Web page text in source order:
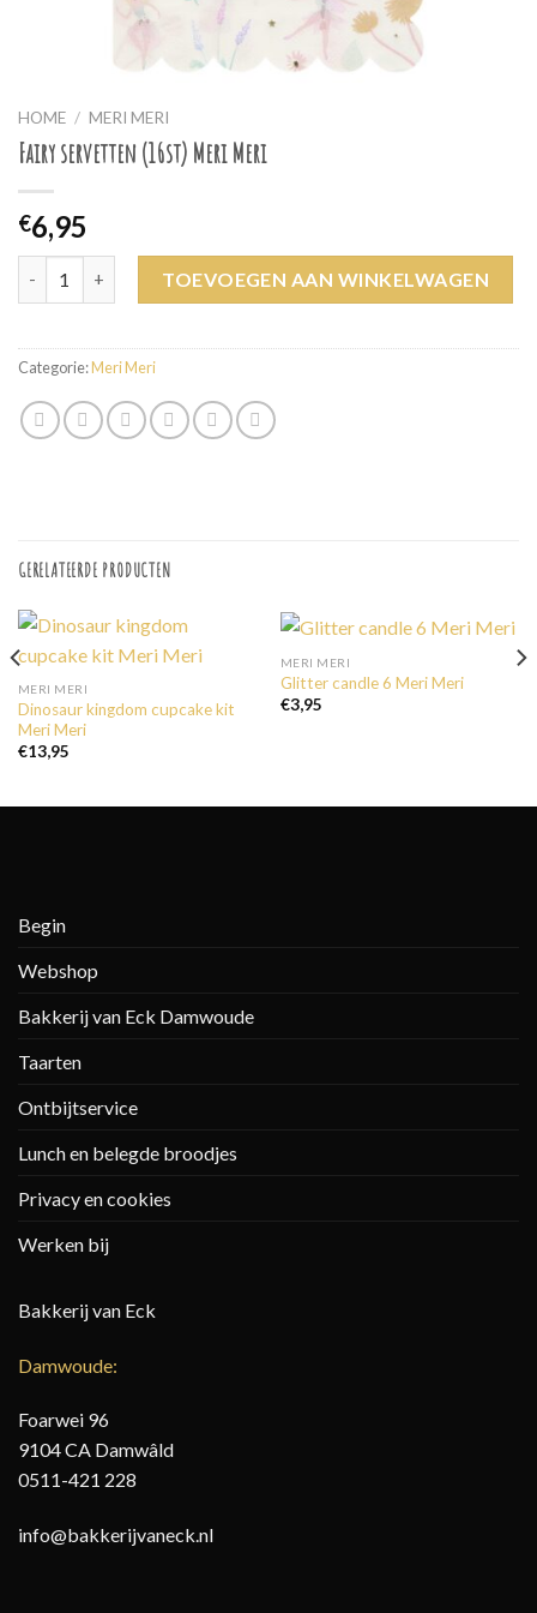
HOME / MERI MERI
Fairy servetten (16st) Meri Meri
€6,95
TOEVOEGEN AAN WINKELWAGEN
Categorie:Meri Meri
GERELATEERDE PRODUCTEN
MERI MERI
Dinosaur kingdom cupcake kit
Meri Meri
€13,95
MERI MERI
Glitter candle 6 Meri Meri
€3,95
Begin
Webshop
Bakkerij van Eck Damwoude
Taarten
Ontbijtservice
Lunch en belegde broodjes
Privacy en cookies
Werken bij
Bakkerij van Eck
Damwoude:
Foarwei 96
9104 CA Damwâld
0511-421 228
info@bakkerijvaneck.nl